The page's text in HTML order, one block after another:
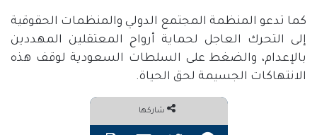
كما تدعو المنظمة المجتمع الدولي والمنظمات الحقوقية
إلى التحرك العاجل لحماية أرواح المعتقلين المهددين
بالإعدام، والضغط على السلطات السعودية لوقف هذه
الانتهاكات الجسيمة لحق الحياة.
شاركها
فيسبوك تويتر مشاركة عبر البريد طباعة